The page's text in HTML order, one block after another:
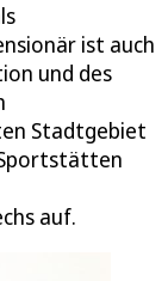
ist auch
und des
Stadtgebiet
auf.